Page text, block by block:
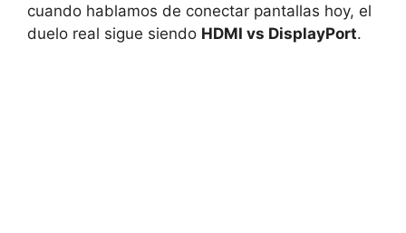
cuando hablamos de conectar pantallas hoy, el
duelo real sigue siendo HDMI vs DisplayPort.